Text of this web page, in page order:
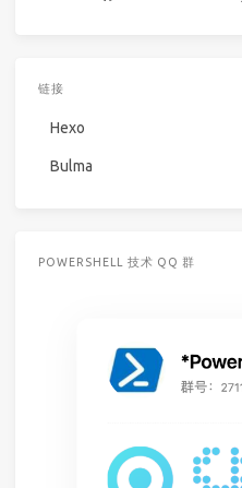
链接
Hexo
Bulma
POWERSHELL 技术 QQ 群